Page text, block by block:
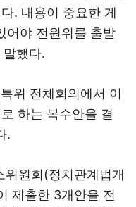
. 내용이 중요한 게
어야 전원위를 출발
했다.
위 전체회의에서 이
하는 복수안을 결
.
위원회(정치관계법개
제출한 3개안을 전